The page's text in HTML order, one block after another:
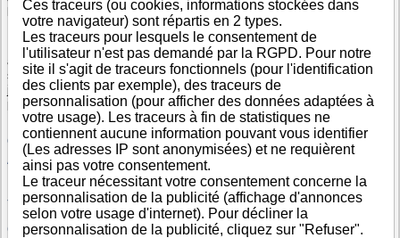
la solidité et de la fiabilité de vos partenaires en Argentine.
En Amérique, Info-clipper.com vous apporte toute l'information nécessaire
à cette évaluation notamment grâce au score de défaillance, au rating de
solvabilité, au calcul des délais de paiement constatés et au suivi
juridique des sociétés argentines en ce qui concerne toutes les
procédures de redressement ou de liquidation en Argentine.
OTAMENDI CABLE COLOR S.A.
GLOBO S.R.L.
AYALA NADIA SOLEDAD
PAPAS DE LA COSTA S.A.
PAPAS DEL SUDESTE S.A.
EL PARQUE PAPAS S.R.L.
J.F. AUSTRAL SA
COMPAÑIA ALIMENTICIA DE LA
COSTA S.R.L.
GOLDEN PAPAS S/A
MANSILLA LUIS RODOLFO
Ces traceurs (ou cookies, informations stockées dans
votre navigateur) sont répartis en 2 types.
Les traceurs pour lesquels le consentement de
l'utilisateur n'est pas demandé par la RGPD. Pour notre
site il s'agit de traceurs fonctionnels (pour l'identification
des clients par exemple), des traceurs de
personnalisation (pour afficher des données adaptées à
votre usage). Les traceurs à fin de statistiques ne
contiennent aucune information pouvant vous identifier
(Les adresses IP sont anonymisées) et ne requièrent
ainsi pas votre consentement.
Le traceur nécessitant votre consentement concerne la
personnalisation de la publicité (affichage d'annonces
selon votre usage d'internet). Pour décliner la
personnalisation de la publicité, cliquez sur "Refuser".